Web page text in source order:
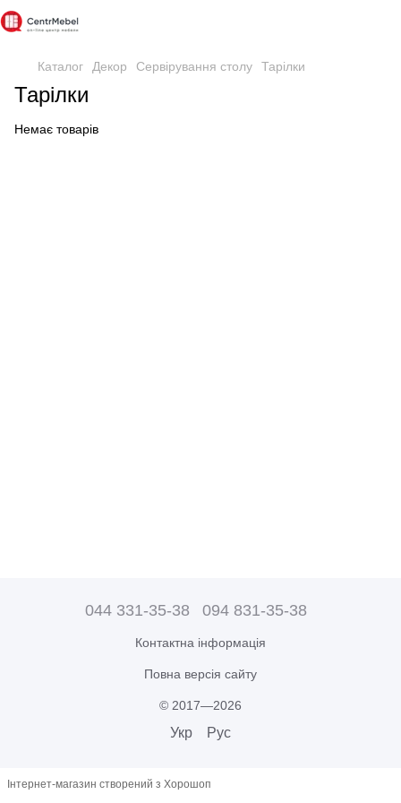
Каталог Декор Сервірування столу Тарілки
Тарілки
Немає товарів
044 331-35-38 094 831-35-38
Контактна інформація
Повна версія сайту
© 2017—2026
Укр Рус
Інтернет-магазин створений з Хорошоп